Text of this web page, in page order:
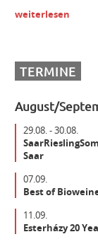
Winzer m/w/d
Mitarbeiter (m/w/d)
Senior Brand
Maschinist
weiterlesen
TERMINE
August/
29.08. - 30.08.
Saar
07.09.
Best of
11.09.
Esterházy 20